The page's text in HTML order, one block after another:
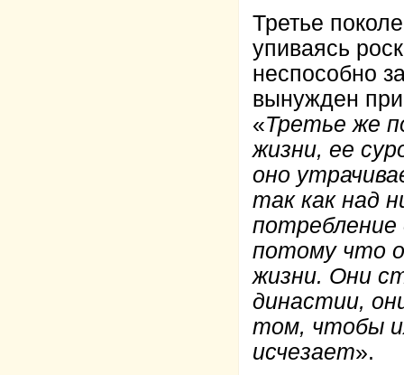
Третье
упиваясь
неспособно
вынужден
«Третье же
жизни, ее
оно
так как над
потребление
потому что
жизни. Они
династии,
том, чтобы
исчезает».